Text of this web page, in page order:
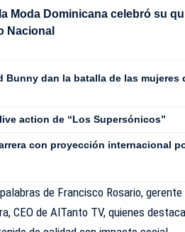
Moda Dominicana celebró su
Nacional
Bunny dan la batalla de las mujeres
action de “Los Supersónicos”
con proyección internacional
de Francisco Rosario, gerente
CEO de AlTanto TV, quienes